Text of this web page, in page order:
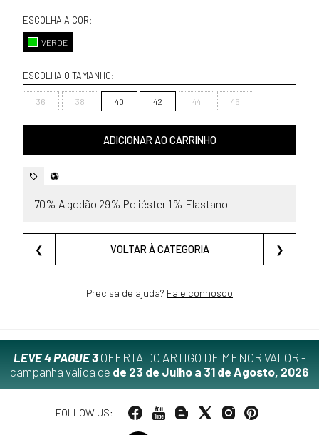
ESCOLHA A COR:
VERDE
ESCOLHA O TAMANHO:
36 38 40 42 44 46
ADICIONAR AO CARRINHO
70% Algodão 29% Poliéster 1% Elastano
❮ VOLTAR À CATEGORIA ❯
Precisa de ajuda? Fale connosco
LEVE 4 PAGUE 3OFERTA DO ARTIGO DE MENOR VALOR -
campanha válida de de 23 de Julho a 31 de Agosto, 2026
FOLLOW US: